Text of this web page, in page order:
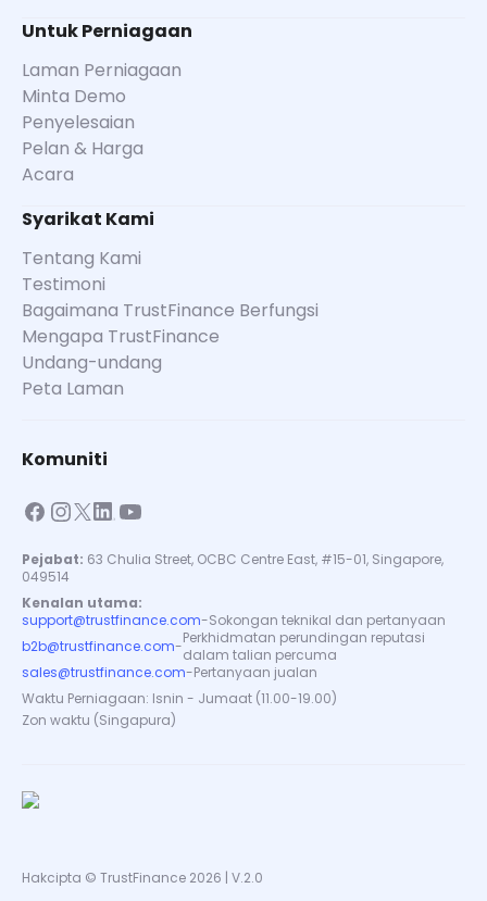
Untuk Perniagaan
Laman Perniagaan
Minta Demo
Penyelesaian
Pelan & Harga
Acara
Syarikat Kami
Tentang Kami
Testimoni
Bagaimana TrustFinance Berfungsi
Mengapa TrustFinance
Undang-undang
Peta Laman
Komuniti
Pejabat: 63 Chulia Street, OCBC Centre East, #15-01, Singapore,
049514
Kenalan utama:
support@trustfinance.com-Sokongan teknikal dan pertanyaan
b2b@trustfinance.com-Perkhidmatan perundingan reputasi
dalam talian percuma
sales@trustfinance.com-Pertanyaan jualan
Waktu Perniagaan: Isnin - Jumaat (11.00-19.00)
Zon waktu (Singapura)
Hakcipta © TrustFinance 2026 | V.2.0